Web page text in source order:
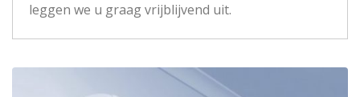
leggen we u graag vrijblijvend uit.